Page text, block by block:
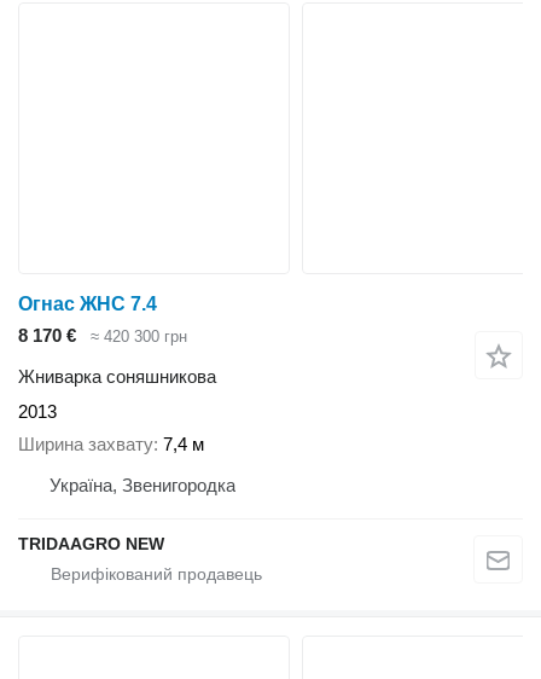
Огнас ЖНС 7.4
8 170 €
≈ 420 300 грн
Жниварка соняшникова
2013
Ширина захвату 7,4 м
Україна, Звенигородка
TRIDAAGRO NEW